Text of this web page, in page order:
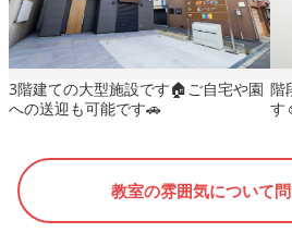
け合いながら混ぜたおかげ
で、徐々にダマが減って滑ら
かな生地になりました🥣 ウイ
ンナーをハサミで切る工程で
は、最初は「どのくらいの力
恐る恐る取り組む姿も見られ
ました。しかし、職員と一緒
に安全にハサミを握り、見事
3階建ての大型施設です🏠ご自宅や園
への送迎も可能です🚗
階
す
教室の雰囲気について